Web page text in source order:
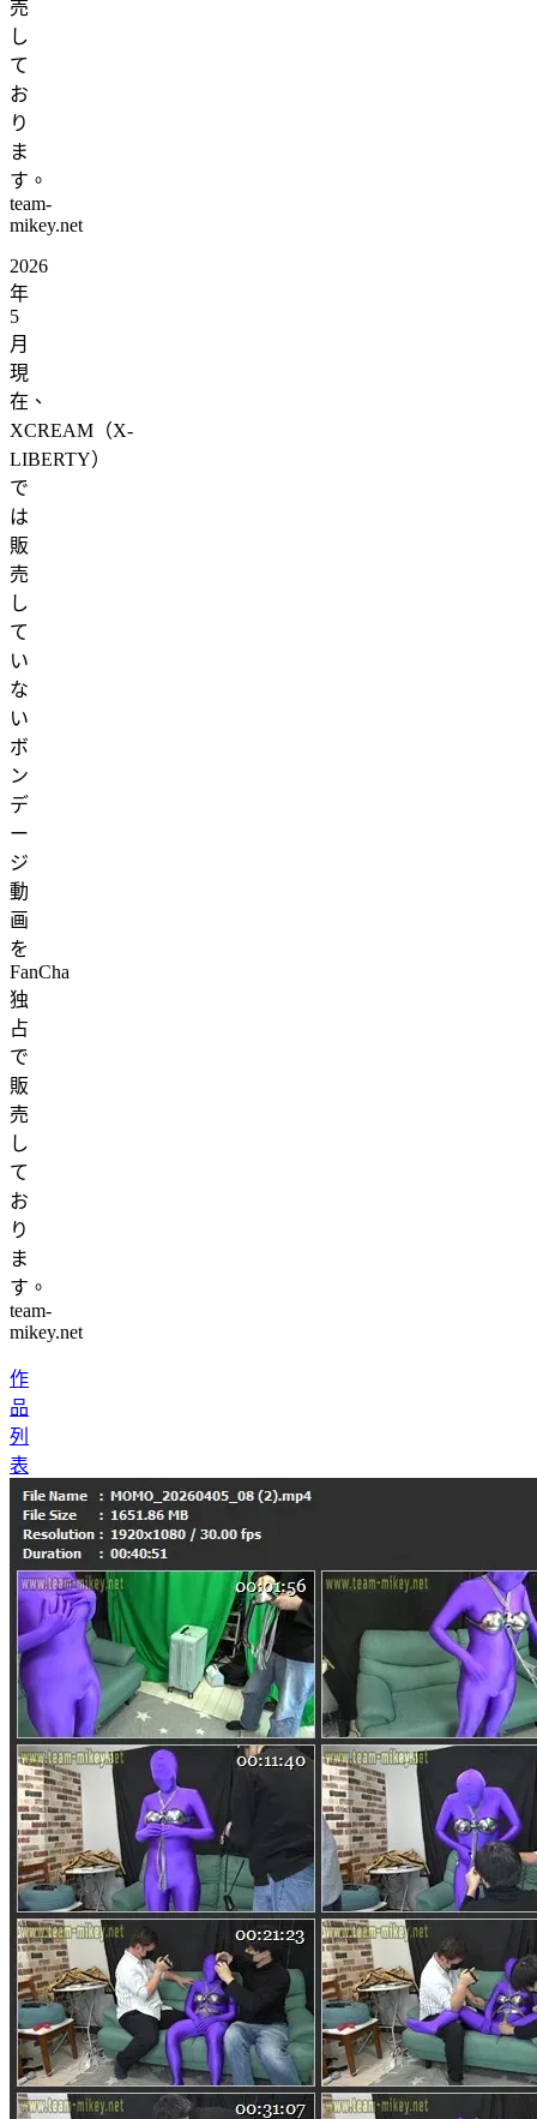
売
し
て
お
り
ま
す。
team-
mikey.net
2026
年
5
月
現
在、
XCREAM（X-
LIBERTY）
で
は
販
売
し
て
い
な
い
ボ
ン
デ
ー
ジ
動
画
を
FanCha
独
占
で
販
売
し
て
お
り
ま
す。
team-
mikey.net
作
品
列
表